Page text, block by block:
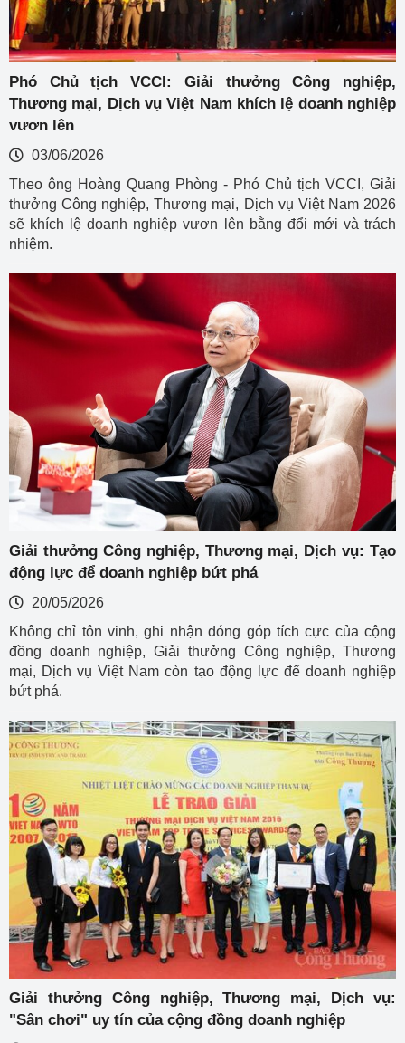
Phó Chủ tịch VCCI: Giải thưởng Công nghiệp,
Thương mại, Dịch vụ Việt Nam khích lệ doanh nghiệp
vươn lên
03/06/2026
Theo ông Hoàng Quang Phòng - Phó Chủ tịch VCCI, Giải
thưởng Công nghiệp, Thương mại, Dịch vụ Việt Nam 2026
sẽ khích lệ doanh nghiệp vươn lên bằng đổi mới và trách
nhiệm.
Giải thưởng Công nghiệp, Thương mại, Dịch vụ: Tạo
động lực để doanh nghiệp bứt phá
20/05/2026
Không chỉ tôn vinh, ghi nhận đóng góp tích cực của cộng
đồng doanh nghiệp, Giải thưởng Công nghiệp, Thương
mại, Dịch vụ Việt Nam còn tạo động lực để doanh nghiệp
bứt phá.
Giải thưởng Công nghiệp, Thương mại, Dịch vụ:
"Sân chơi" uy tín của cộng đồng doanh nghiệp